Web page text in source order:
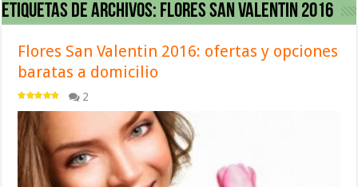
Etiquetas de archivos: flores San Valentin 2016
Flores San Valentin 2016: ofertas y opciones
baratas a domicilio
2